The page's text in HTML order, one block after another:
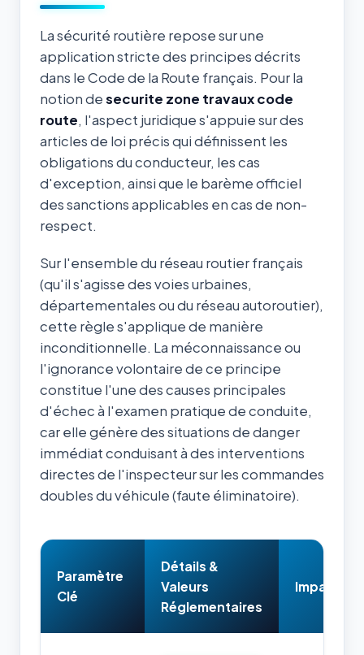
La sécurité routière repose sur une
application stricte des principes décrits
dans le Code de la Route français. Pour la
notion desecurite zone travaux code
route, l'aspect juridique s'appuie sur des
articles de loi précis qui définissent les
obligations du conducteur, les cas
d'exception, ainsi que le barème officiel
des sanctions applicables en cas de non-
respect.
Sur l'ensemble du réseau routier français
(qu'il s'agisse des voies urbaines,
départementales ou du réseau autoroutier),
cette règle s'applique de manière
inconditionnelle. La méconnaissance ou
l'ignorance volontaire de ce principe
constitue l'une des causes principales
d'échec à l'examen pratique de conduite,
car elle génère des situations de danger
immédiat conduisant à des interventions
directes de l'inspecteur sur les commandes
doubles du véhicule (faute éliminatoire).
Paramètre
Clé
Détails &
Valeurs
Réglementaires
Impact &